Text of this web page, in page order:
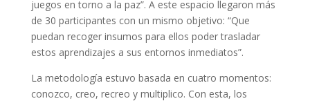
juegos en torno a la paz”. A este espacio llegaron más
de 30 participantes con un mismo objetivo: “Que
puedan recoger insumos para ellos poder trasladar
estos aprendizajes a sus entornos inmediatos”.
La metodología estuvo basada en cuatro momentos:
conozco, creo, recreo y multiplico. Con esta, los